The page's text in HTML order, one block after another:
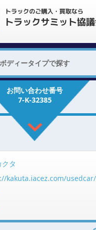
ボディータイプで探す
お問い合わせ番号
7-K-32385
クタ
usedcar/